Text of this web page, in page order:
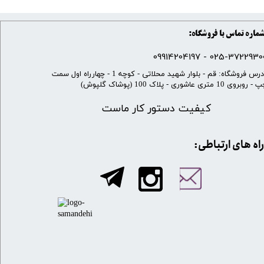
شماره تماس با فروشگاه:
025-37229300 -
کیفیت دستور کار ماست
​آدرس فروشگاه: قم - بلوار شهید محلاتی - کوچه 1 - چهارراه اول سمت
10 متری عاشوری - پلاک 100 (پوشاک گلپوش)
​​راه های ارتباطی: